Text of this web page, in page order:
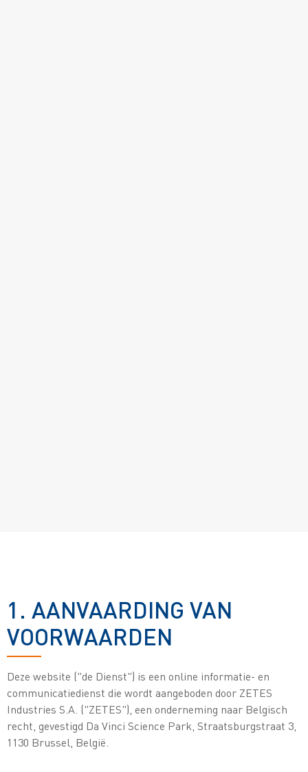
1. AANVAARDING VAN
VOORWAARDEN
Deze website ("de Dienst") is een online informatie- en
communicatiedienst die wordt aangeboden door ZETES
Industries S.A. ("ZETES"), een onderneming naar Belgisch
recht, gevestigd Da Vinci Science Park, Straatsburgstraat 3,
1130 Brussel, België.